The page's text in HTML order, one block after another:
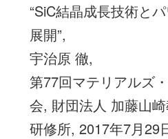
“SiC結晶成長技術と
展開”,
宇治原 徹,
第77回マテリアルズ
会, 財団法人 加藤山
研修所, 2017年7月29